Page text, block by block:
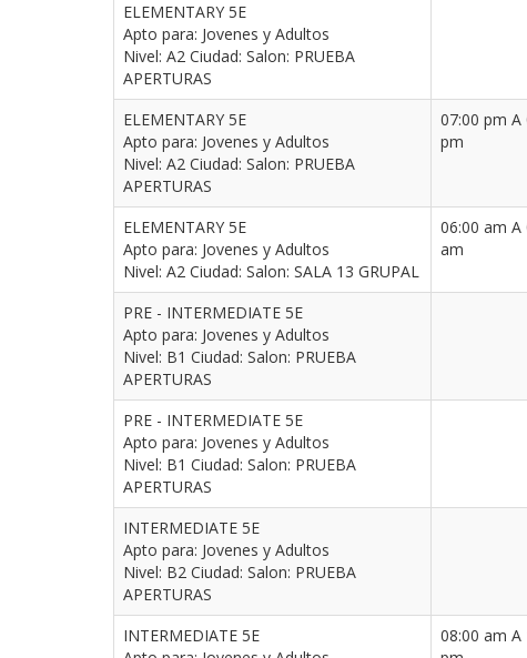
ELEMENTARY 5E
Apto para: Jovenes y Adultos
Nivel: A2 Ciudad: Salon: PRUEBA
APERTURAS
ELEMENTARY 5E
Apto para: Jovenes y Adultos
Nivel: A2 Ciudad: Salon: PRUEBA
APERTURAS
07:00 pm A
pm
ELEMENTARY 5E
Apto para: Jovenes y Adultos
Nivel: A2 Ciudad: Salon: SALA 13 GRUPAL
06:00 am A
am
PRE - INTERMEDIATE 5E
Apto para: Jovenes y Adultos
Nivel: B1 Ciudad: Salon: PRUEBA
APERTURAS
PRE - INTERMEDIATE 5E
Apto para: Jovenes y Adultos
Nivel: B1 Ciudad: Salon: PRUEBA
APERTURAS
INTERMEDIATE 5E
Apto para: Jovenes y Adultos
Nivel: B2 Ciudad: Salon: PRUEBA
APERTURAS
INTERMEDIATE 5E
08:00 am A